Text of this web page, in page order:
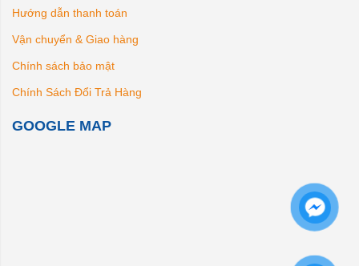
Hướng dẫn thanh toán
Vận chuyển & Giao hàng
Chính sách bảo mật
Chính Sách Đổi Trả Hàng
GOOGLE MAP